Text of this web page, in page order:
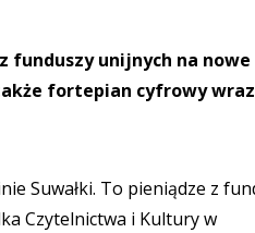
funduszy unijnych na nowe
fortepian cyfrowy
Suwałki. To pieniądze z
Czytelnictwa i Kultury w